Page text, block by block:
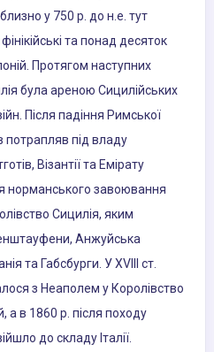
у 750 р. до н.е. тут
та понад десяток
Протягом наступних
була ареною Сицилійських
Після падіння Римської
потрапляв під владу
Візантії та Емірату
норманського завоювання
Сицилія, яким
Анжуйська
та Габсбурги. У XVIII ст.
з Неаполем у Королівство
а в 1860 р. після походу
до складу Італії.